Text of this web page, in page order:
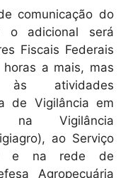
comunicação do
o adicional será
Fiscais Federais
horas a mais, mas
atividades
de Vigilância em
na Vigilância
ao Serviço
e na rede de
Agropecuária